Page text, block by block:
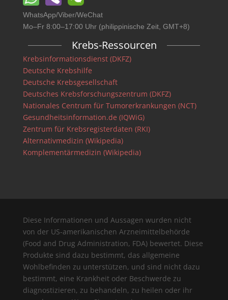
WhatsApp/Viber/WeChat
Mo–Fr 8:00–17:00 Uhr (philippinische Zeit, GMT+8)
Krebs-Ressourcen
Krebsinformationsdienst (DKFZ)
Deutsche Krebshilfe
Deutsche Krebsgesellschaft
Deutsches Krebsforschungszentrum (DKFZ)
Nationales Centrum für Tumorerkrankungen (NCT)
Gesundheitsinformation.de (IQWiG)
Zentrum für Krebsregisterdaten (RKI)
Alternativmedizin (Wikipedia)
Komplementärmedizin (Wikipedia)
Diese Informationen und Aussagen wurden nicht
von der US-amerikanischen Arzneimittelbehörde
(Food and Drug Administration, FDA) bewertet. Diese
Produkte sind dazu bestimmt, das allgemeine
Wohlbefinden zu unterstützen, und sind nicht dazu
bestimmt, eine Krankheit oder Beschwerde zu
diagnostizieren, zu behandeln, zu heilen oder ihr